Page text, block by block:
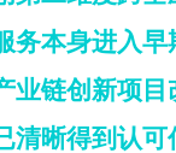
务本身进入
业链创新项
清晰得到认